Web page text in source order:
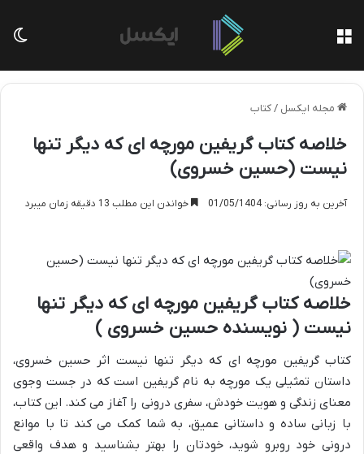
مجله ایکسل /کتاب
خلاصه کتاب گریفین مورچه ای که دیگر تنها
نیست (حسین خسروی)
آخرین به روز رسانی: 01/05/1404 خواندن این مطلب 13 دقیقه زمان میبرد
خلاصه کتاب گریفین مورچه ای که دیگر تنها
نیست ( نویسنده حسین خسروی )
کتاب گریفین مورچه ای که دیگر تنها نیست اثر حسین خسروی،
داستان تمثیلی یک مورچه به نام گریفین است که در جست وجوی
معنای زندگی و هویت خودش، سفری درونی را آغاز می کند. این کتاب،
با زبانی ساده و داستانی عمیق، به شما کمک می کند تا با موانع
درونی خود روبرو شوید، خودتان را بهتر بشناسید و هدف واقعی